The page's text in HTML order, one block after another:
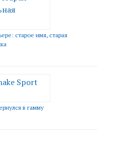
старое имя, старая
в гамму